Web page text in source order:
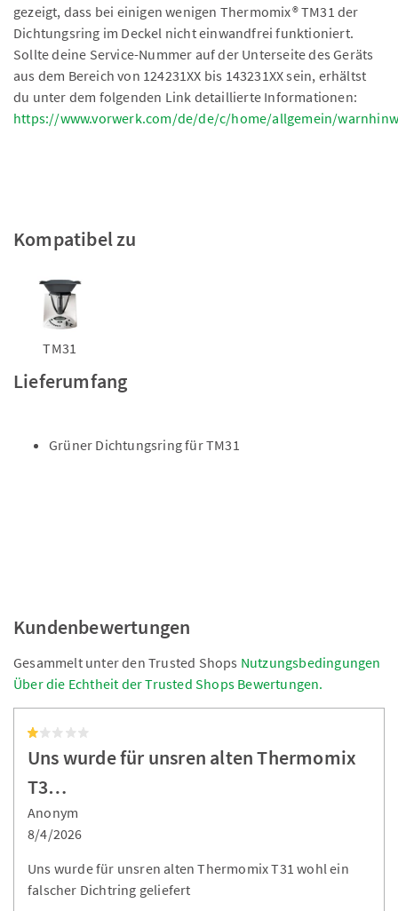
gezeigt, dass bei einigen wenigen Thermomix® TM31 der
Dichtungsring im Deckel nicht einwandfrei funktioniert.
Sollte deine Service-Nummer auf der Unterseite des Geräts
aus dem Bereich von 124231XX bis 143231XX sein, erhältst
du unter dem folgenden Link detaillierte Informationen:
https://www.vorwerk.com/de/de/c/home/allgemein/
Kompatibel zu
TM31
Lieferumfang
Grüner Dichtungsring für TM31
Kundenbewertungen
Gesammelt unter den Trusted Shops Nutzungsbedingungen
Über die Echtheit der Trusted Shops Bewertungen.
Uns wurde für unsren alten Thermomix
T3…
Anonym
8/4/2026
Uns wurde für unsren alten Thermomix T31 wohl ein
falscher Dichtring geliefert